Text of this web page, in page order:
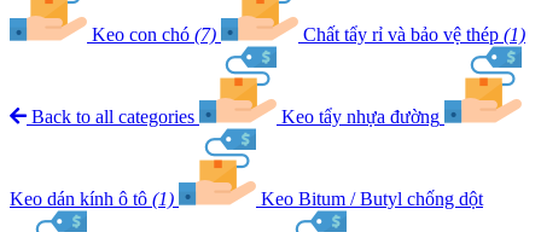
Keo con chó (7) Chất tẩy rỉ và bảo vệ thép (1)
Back to all categories Keo tẩy nhựa đường
Keo dán kính ô tô (1) Keo Bitum / Butyl chống dột